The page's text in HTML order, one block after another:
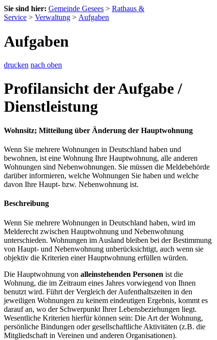
Sie sind hier: Gemeinde Gesees > Rathaus &
Service > Verwaltung > Aufgaben
Aufgaben
drucken nach oben
Profilansicht der Aufgabe /
Dienstleistung
Wohnsitz; Mitteilung über Änderung der Hauptwohnung
Wenn Sie mehrere Wohnungen in Deutschland haben und
bewohnen, ist eine Wohnung Ihre Hauptwohnung, alle anderen
Wohnungen sind Nebenwohnungen. Sie müssen die Meldebehörde
darüber informieren, welche Wohnungen Sie haben und welche
davon Ihre Haupt- bzw. Nebenwohnung ist.
Beschreibung
Wenn Sie mehrere Wohnungen in Deutschland haben, wird im
Melderecht zwischen Hauptwohnung und Nebenwohnung
unterschieden. Wohnungen im Ausland bleiben bei der Bestimmung
von Haupt- und Nebenwohnung unberücksichtigt, auch wenn sie
objektiv die Kriterien einer Hauptwohnung erfüllen würden.
Die Hauptwohnung von alleinstehenden Personen ist die
Wohnung, die im Zeitraum eines Jahres vorwiegend von Ihnen
benutzt wird. Führt der Vergleich der Aufenthaltszeiten in den
jeweiligen Wohnungen zu keinem eindeutigen Ergebnis, kommt es
darauf an, wo der Schwerpunkt Ihrer Lebensbeziehungen liegt.
Wesentliche Kriterien hierfür können sein: Die Art der Wohnung,
persönliche Bindungen oder gesellschaftliche Aktivitäten (z.B. die
Mitgliedschaft in Vereinen und anderen Organisationen).